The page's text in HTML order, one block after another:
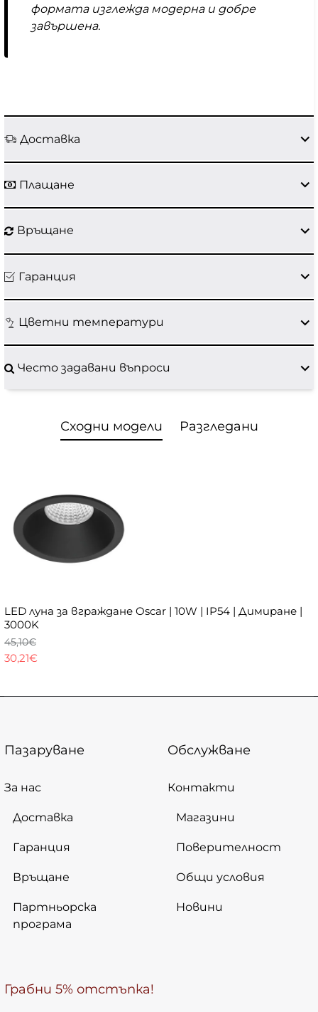
формата изглежда модерна и добре
завършена.
Доставка
Плащане
Връщане
Гаранция
Цветни температури
Често задавани въпроси
Сходни модели Разгледани
LED луна за вграждане Oscar | 10W | IP54 | Димиране |
3000K
30,21€
45,10€
Пазаруване
За нас
Доставка
Гаранция
Връщане
Партньорска
програма
Обслужване
Контакти
Магазини
Поверителност
Общи условия
Новини
Грабни 5% отстъпка!